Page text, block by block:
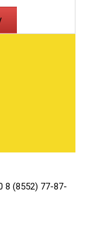
8 (8552) 77-87-